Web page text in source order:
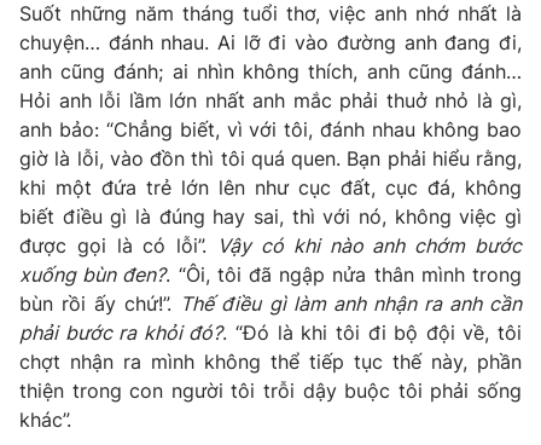
Theo dõi báo trên
Cơ quan chủ quản:
Đài Truyền hình Việt Nam
Cơ quan báo chí:
Thời báo VTV
Giấy phép hoạt động báo in và báo điện tử số 483/GP-BTTTT
cấp ngày 29/12/2023
Tổng Biên tập:Vũ Thanh Thủy
Phó Tổng Biên tập:
Nguyễn Thị Mỹ Hạnh, Phạm Quốc Thắng,
Nguyễn Trọng Ninh
Tổng đài VTV:024.38 355 931 - 024.38 355 932
Ðiện thoại Thời báo VTV:024.66 897 897
Email: toasoan@vtv.vn
Liên hệ quảng cáo:
024-7300.7108
Suốt những năm tháng tuổi thơ, việc anh nhớ nhất là
chuyện… đánh nhau. Ai lỡ đi vào đường anh đang đi,
anh cũng đánh; ai nhìn không thích, anh cũng đánh…
Hỏi anh lỗi lầm lớn nhất anh mắc phải thuở nhỏ là gì,
anh bảo: “Chẳng biết, vì với tôi, đánh nhau không bao
giờ là lỗi, vào đồn thì tôi quá quen. Bạn phải hiểu rằng,
khi một đứa trẻ lớn lên như cục đất, cục đá, không
biết điều gì là đúng hay sai, thì với nó, không việc gì
được gọi là có lỗi”.
Vậy có khi nào anh chớm bước
xuống bùn đen?. “Ôi, tôi đã ngập nửa thân mình trong
bùn rồi ấy chứ!”. Thế điều gì làm anh nhận ra anh cần
phải bước ra khỏi đó?. “Đó là khi tôi đi bộ đội về, tôi
chợt nhận ra mình không thể tiếp tục thế này, phần
thiện trong con người tôi trỗi dậy buộc tôi phải sống
khác”.